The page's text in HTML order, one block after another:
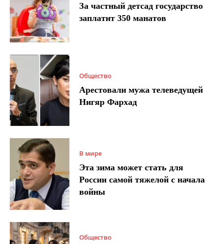
За частный детсад государство
заплатит 350 манатов
Общество
Арестовали мужа телеведущей
Нигяр Фархад
В мире
Эта зима может стать для
России самой тяжелой с начала
войны
Общество